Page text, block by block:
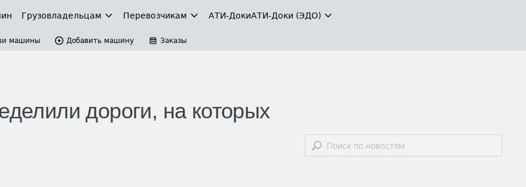
Грузовладельцам Перевозчикам АТИ-ДокиАТИ-Доки (ЭДО)
машины Добавить машину Заказы
дороги, на которых